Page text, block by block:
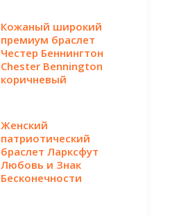
Кожаный широкий
премиум браслет
Честер Беннингтон
Chester Bennington
коричневый
Женский
патриотический
браслет Ларксфут
Любовь и Знак
Бесконечности